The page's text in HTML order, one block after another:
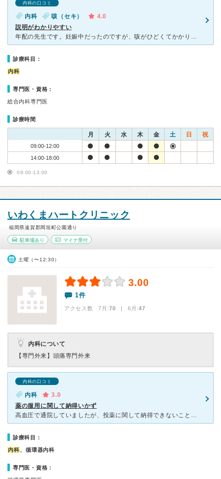
内科の口コミ
内科 咳（セキ）
4.0
説明がわかりやすい
年配の先生です。妊娠中だったのですが、咳がひどくてかかりました。顔のレントゲンを撮るとのことでしたが、専門書籍を見せてくれるなどして、妊娠中でも安全なことを説明してくれました。お薬の選択においても一つ
診療科目：
内科
専門医・資格：
総合内科専門医
診療時間
月 火 水 木 金 土 日 祝
09:00-12:00
14:00-18:00
09:00-13:00
いわくまハートクリニック
福岡県遠賀郡岡垣町公園通り
駐車場あり マイナ受付
土曜（〜12:30）
3.00
1件
アクセス数 7月:70 | 6月:47
内科について
【専門外来】 頭痛専門外来
内科の口コミ
内科
3.0
薬の服用に関して納得いかず
高血圧で通院していましたが、投薬に関して納得できないことがあったので、 通院止めました。 血液検査で総コレステロールが236と、わずかに基準値（～219）より高かったので、ピタバスタチンという
診療科目：
内科、循環器内科
専門医・資格：